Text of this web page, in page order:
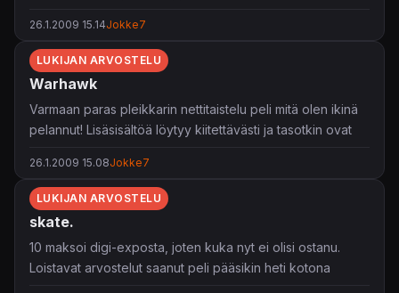
ajatuksenaan loistava.
Kuitenkin, liikaa bugeja ja olemattomat juonenkäänteet,
joita ratcheteissä yleensä löytyy, ja kultapulttien
olemattomuus jää harmittamaan.
4/5 tähteä, mutta rajamailla ollaan, eteikö olisi kolme
26.1.2009 15.14Jokke7
LUKIJAN ARVOSTELU
Warhawk
Varmaan paras pleikkarin nettitaistelu peli mitä olen ikinä
pelannut! Lisäsisältöä löytyy kiitettävästi ja tasotkin ovat
käytetään erinomaisesti.
Tätä voi oikeastaan suositella kenelle tahansa
netissäpelaavalle, joka on tietysti 16+ vuotias ;)
5/5 tähteä ehdottomasti.
26.1.2009 15.08Jokke7
LUKIJAN ARVOSTELU
skate.
10 maksoi digi-exposta, joten kuka nyt ei olisi ostanu.
Loistavat arvostelut saanut peli pääsikin heti kotona